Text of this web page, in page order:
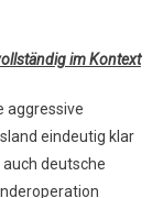
im Kontext
aggressive
eindeutig klar
deutsche